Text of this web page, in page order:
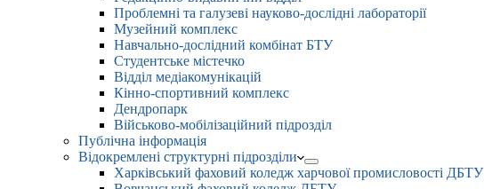
Проблемні та галузеві науково-дослідні лабораторії
Музейний комплекс
Навчально-дослідний комбінат БТУ
Студентське містечко
Відділ медіакомунікацій
Кінно-спортивний комплекс
Дендропарк
Військово-мобілізаційний підрозділ
Публічна інформація
Відокремлені структурні підрозділи
Харківський фаховий коледж харчової промисловості ДБТУ